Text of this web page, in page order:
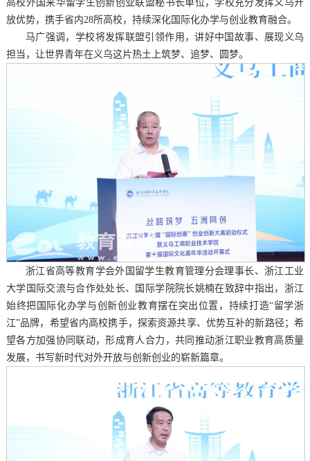
高校外国来华留学生创新创业联盟秘书长单位，学校充分发挥义乌开
放优势，携手省内28所高校，持续深化国际化办学与创业教育融合。
马广强调，学校将发挥联盟引领作用，讲好中国故事、展现义乌
担当，让世界青年在义乌这片热土上筑梦、追梦、圆梦。
浙江省高等教育学会外国留学生教育管理分会理事长、浙江工业
大学国际交流与合作处处长、国际学院院长姚楠在致辞中指出，浙江
始终把国际化办学与创新创业教育摆在突出位置，持续打造“留学浙
江”品牌，希望省内高校携手，探索资源共享、优势互补的新路径；希
望各方加强协同联动，形成育人合力，共同推动浙江职业教育高质量
发展，书写新时代对外开放与创新创业的崭新篇章。